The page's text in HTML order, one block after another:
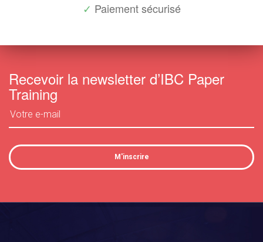
Paiement sécurisé
Recevoir la newsletter d’IBC Paper
Training
M'inscrire